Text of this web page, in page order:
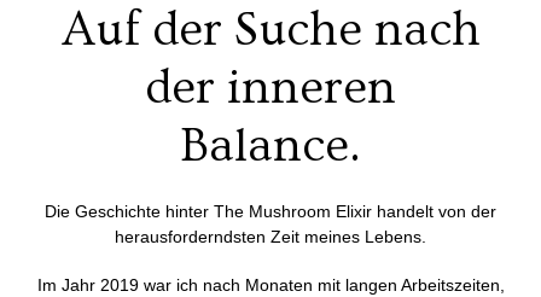
Auf der Suche nach
der inneren
Balance.
Die Geschichte hinter The Mushroom Elixir handelt von der
herausforderndsten Zeit meines Lebens.
Im Jahr 2019 war ich nach Monaten mit langen Arbeitszeiten,